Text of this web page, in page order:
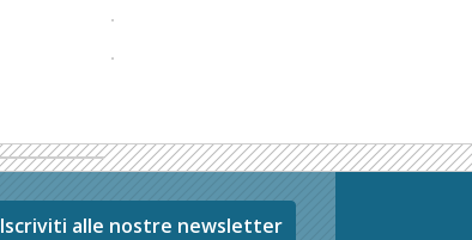
Iscriviti alle nostre newsletter